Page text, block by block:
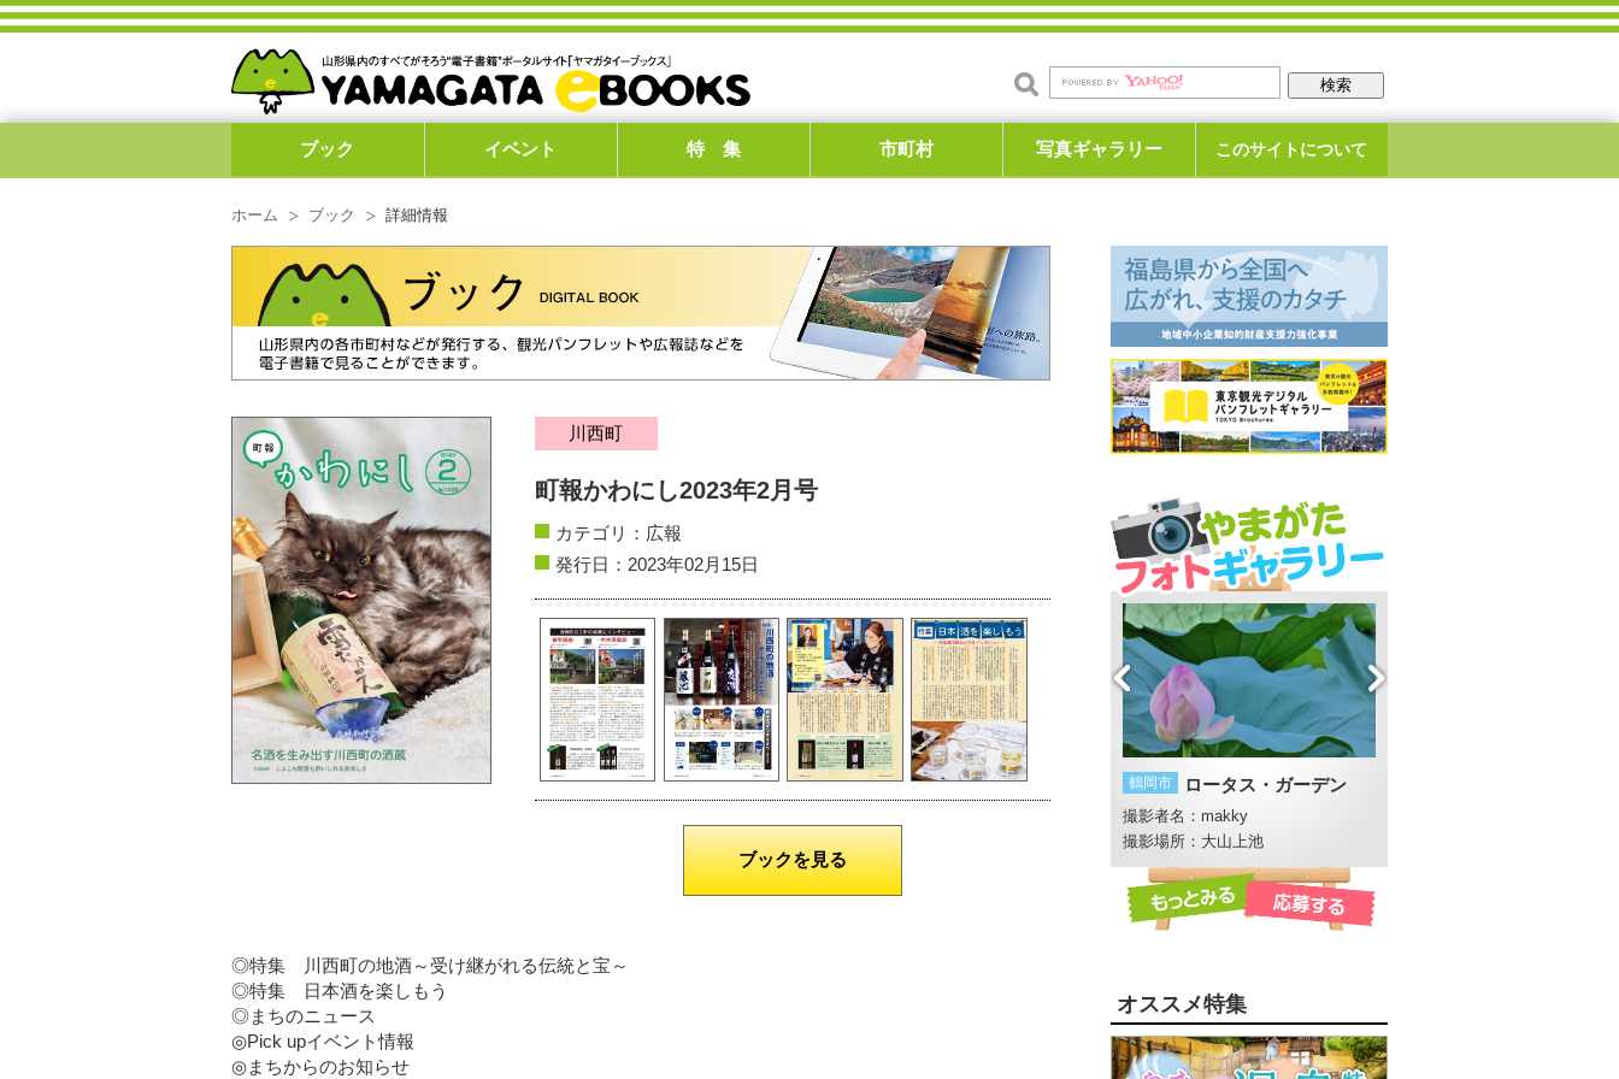
ブック イベント 特 集 市町村 写真ギャラリー このサイトについて
ホーム ブック 詳細情報
川西町
町報かわにし2023年2月号
カテゴリ： 広報
発行日：2023年02月15日
ブックを見る
◎特集 川西町の地酒～受け継がれる伝統と宝～
◎特集 日本酒を楽しもう
◎まちのニュース
◎Pick upイベント情報
◎まちからのお知らせ
米沢市 上杉神社の蓮 遊佐町 胴腹の滝
撮影場所：胴腹滝
鶴岡市 ロータス・ガーデン
撮影者名：makky
撮影場所：大山上池
オススメ特集